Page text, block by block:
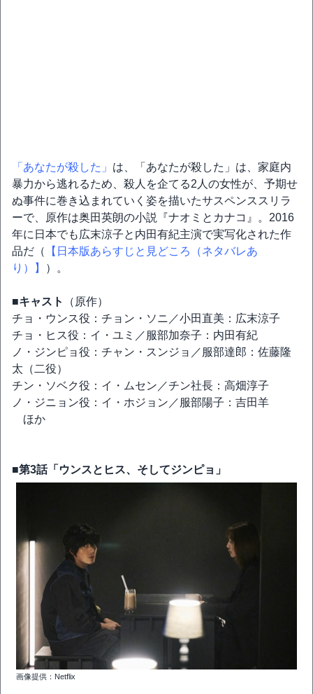
「あなたが殺した」 は、「あなたが殺した」は、家庭内
暴力から逃れるため、殺人を企てる2人の女性が、予期せ
ぬ事件に巻き込まれていく姿を描いたサスペンススリラ
ーで、原作は奥田英朗の小説『ナオミとカナコ』。2016
年に日本でも広末涼子と内田有紀主演で実写化された作
品だ（
【日本版あらすじと見どころ（ネタバレあ
り）】
）。
■キャスト
（原作）
チョ・ウンス役：チョン・ソニ／小田直美：広末涼子
チョ・ヒス役：イ・ユミ／服部加奈子：内田有紀
ノ・ジンピョ役：チャン・スンジョ／服部達郎：佐藤隆
太（二役）
チン・ソベク役：イ・ムセン／チン社長：高畑淳子
ノ・ジニョン役：イ・ホジョン／服部陽子：吉田羊
ほか
■第3話「ウンスとヒス、そしてジンピョ」
画像提供：Netflix